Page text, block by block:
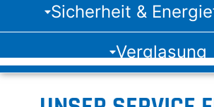
Sicherheit &
Verglasung